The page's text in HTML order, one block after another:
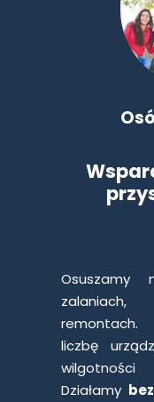
remontach.
liczbę
Działamy